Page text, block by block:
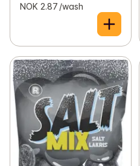
NOK 2.87 /wash